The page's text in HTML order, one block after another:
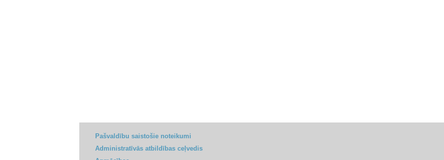
Pašvaldību saistošie noteikumi
Administratīvās atbildības ceļvedis